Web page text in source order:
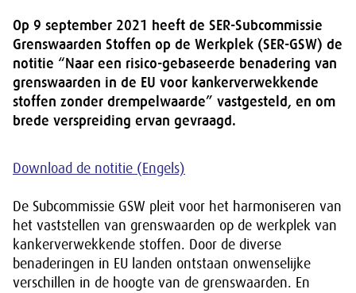
Op 9 september 2021 heeft de SER-Subcommissie
Grenswaarden Stoffen op de Werkplek (SER-GSW) de
notitie “Naar een risico-gebaseerde benadering van
grenswaarden in de EU voor kankerverwekkende
stoffen zonder drempelwaarde” vastgesteld, en om
brede verspreiding ervan gevraagd.
Download de notitie (Engels)
De Subcommissie GSW pleit voor het harmoniseren van
het vaststellen van grenswaarden op de werkplek van
kankerverwekkende stoffen. Door de diverse
benaderingen in EU landen ontstaan onwenselijke
verschillen in de hoogte van de grenswaarden. En